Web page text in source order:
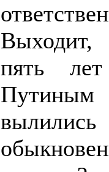
пять лет